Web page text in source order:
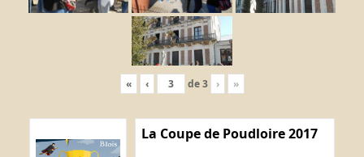
« ‹ de3 › »
La Coupe de Poudloire 2017